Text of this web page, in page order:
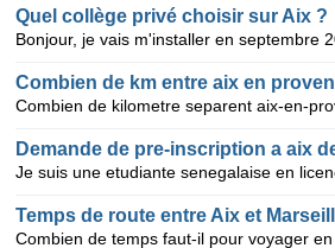
Quel collège privé choisir sur Aix ?
Demande de pre-inscription a aix
Temps de route entre Aix et